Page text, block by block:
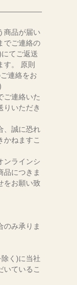
商品が届い
でご連絡の
にてご返送
す。 原則
連絡をお
ご連絡いた
りいただき
、誠に恐れ
かねますこ
ンラインシ
品につきま
をお願い致
のみ承りま
く)に当社
いているこ